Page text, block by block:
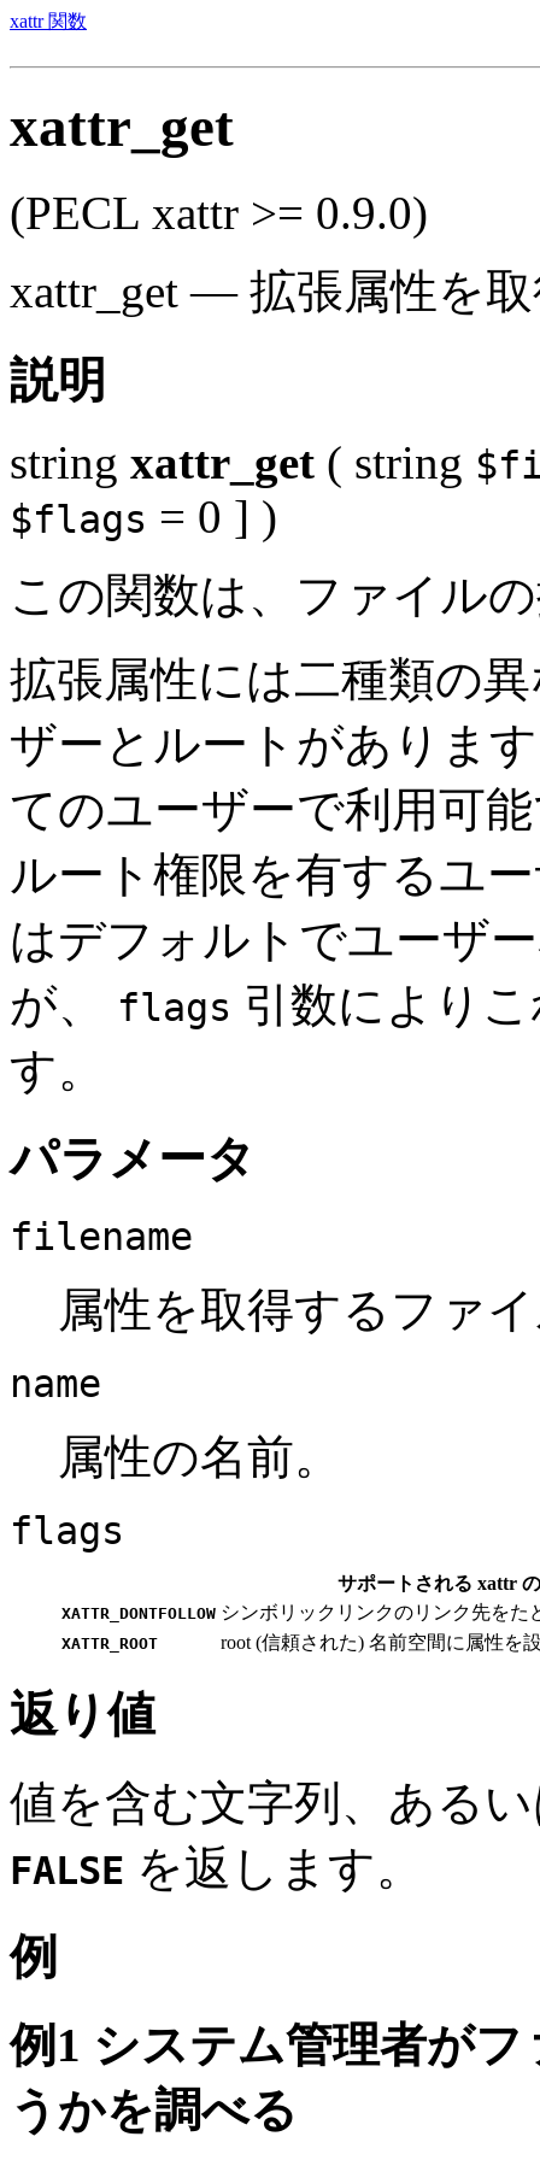
xattr 関数
xattr_get
(PECL xattr >= 0.9.0)
xattr_get — 拡張属性を
説明
string xattr_get ( string
$flags = 0 ] )
この関数は、ファイル
拡張属性には二種類の
ザーとルートがありま
てのユーザーで利用可
ルート権限を有するユ
はデフォルトでユーザ
が、
flags 引数により
す。
パラメータ
filename
属性を取得するファ
name
属性の名前。
flags
サポートされる xattr
XATTR_DONTFOLLOW シンボリックリンクのリンク先を
XATTR_ROOT root (信頼された) 名前空間に属性を
返り値
値を含む文字列、ある
FALSE を返します。
例
例1 システム管理者が
うかを調べる